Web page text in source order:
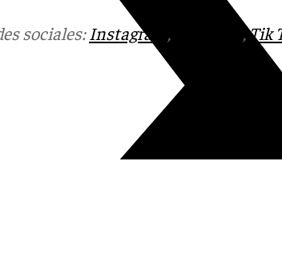
sociales: Instagram , ,Tik